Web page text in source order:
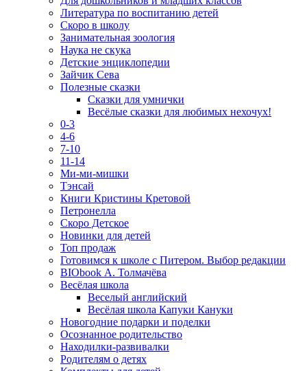
Литература по воспитанию детей
Скоро в школу
Занимательная зоология
Наука не скука
Детские энциклопедии
Зайчик Сева
Полезные сказки
Сказки для умнички
Весёлые сказки для любимых нехочух!
0-3
4-6
7-10
11-14
Ми-ми-мишки
Тэнсай
Книги Кристины Кретовой
Петронелла
Скоро Детское
Новинки для детей
Топ продаж
Готовимся к школе с Питером. Выбор редакции
BIObook А. Толмачёва
Весёлая школа
Веселый английский
Весёлая школа Капуки Кануки
Новогодние подарки и поделки
Осознанное родительство
Находилки-развивалки
Родителям о детях